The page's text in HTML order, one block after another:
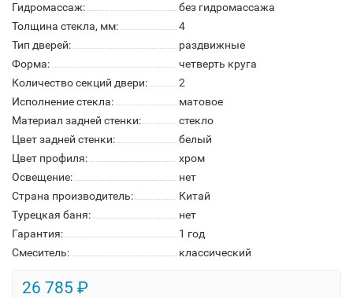
Гидромассаж:
без гидромассажа
Толщина стекла, мм:
4
Тип дверей:
раздвижные
Форма:
четверть круга
Количество секций двери:
2
Исполнение стекла:
матовое
Материал задней стенки:
стекло
Цвет задней стенки:
белый
Цвет профиля:
хром
Освещение:
нет
Страна производитель:
Китай
Турецкая баня:
нет
Гарантия:
1 год
Смеситель:
классический
26 785 ₽